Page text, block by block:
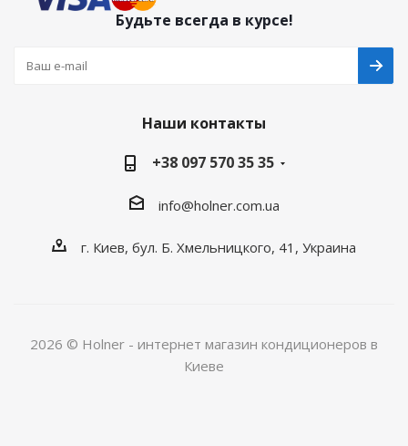
Будьте всегда в курсе!
Наши контакты
+38 097 570 35 35
info@holner.com.ua
г. Киев, бул. Б. Хмельницкого, 41, Украина
2026 © Holner - интернет магазин кондиционеров в
Киеве